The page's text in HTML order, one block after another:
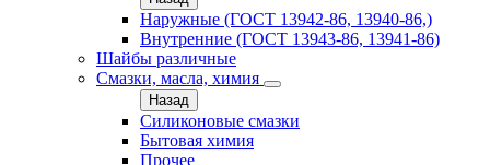
Наружные (ГОСТ 13942-86, 13940-86,)
Внутренние (ГОСТ 13943-86, 13941-86)
Шайбы различные
Смазки, масла, химия
Назад
Силиконовые смазки
Бытовая химия
Прочее